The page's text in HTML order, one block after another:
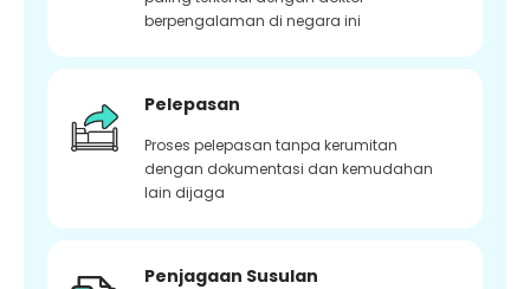
berpengalaman di negara ini
Pelepasan
Proses pelepasan tanpa kerumitan
dengan dokumentasi dan kemudahan
lain dijaga
Penjagaan Susulan